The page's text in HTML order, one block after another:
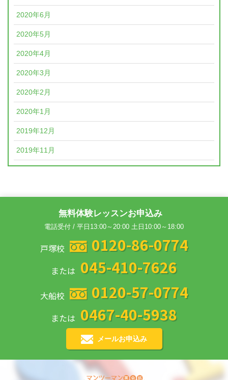
2020年6月
2020年5月
2020年4月
2020年3月
2020年2月
2020年1月
2019年12月
2019年11月
無料体験レッスンお申込み
電話受付 / 平日13:00～20:00 土日10:00～18:00
戸塚校 0120-86-0774
または 045-410-7626
大船校 0120-57-0774
または 0467-40-5938
メールお申込み